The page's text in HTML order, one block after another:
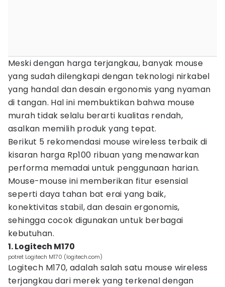
Meski dengan harga terjangkau, banyak mouse
yang sudah dilengkapi dengan teknologi nirkabel
yang handal dan desain ergonomis yang nyaman
di tangan. Hal ini membuktikan bahwa mouse
murah tidak selalu berarti kualitas rendah,
asalkan memilih produk yang tepat.
Berikut 5 rekomendasi mouse wireless terbaik di
kisaran harga Rp100 ribuan yang menawarkan
performa memadai untuk penggunaan harian.
Mouse-mouse ini memberikan fitur esensial
seperti daya tahan bat erai yang baik,
konektivitas stabil, dan desain ergonomis,
sehingga cocok digunakan untuk berbagai
kebutuhan.
1. Logitech M170
potret Logitech M170 (logitech.com)
Logitech M170, adalah salah satu mouse wireless
terjangkau dari merek yang terkenal dengan